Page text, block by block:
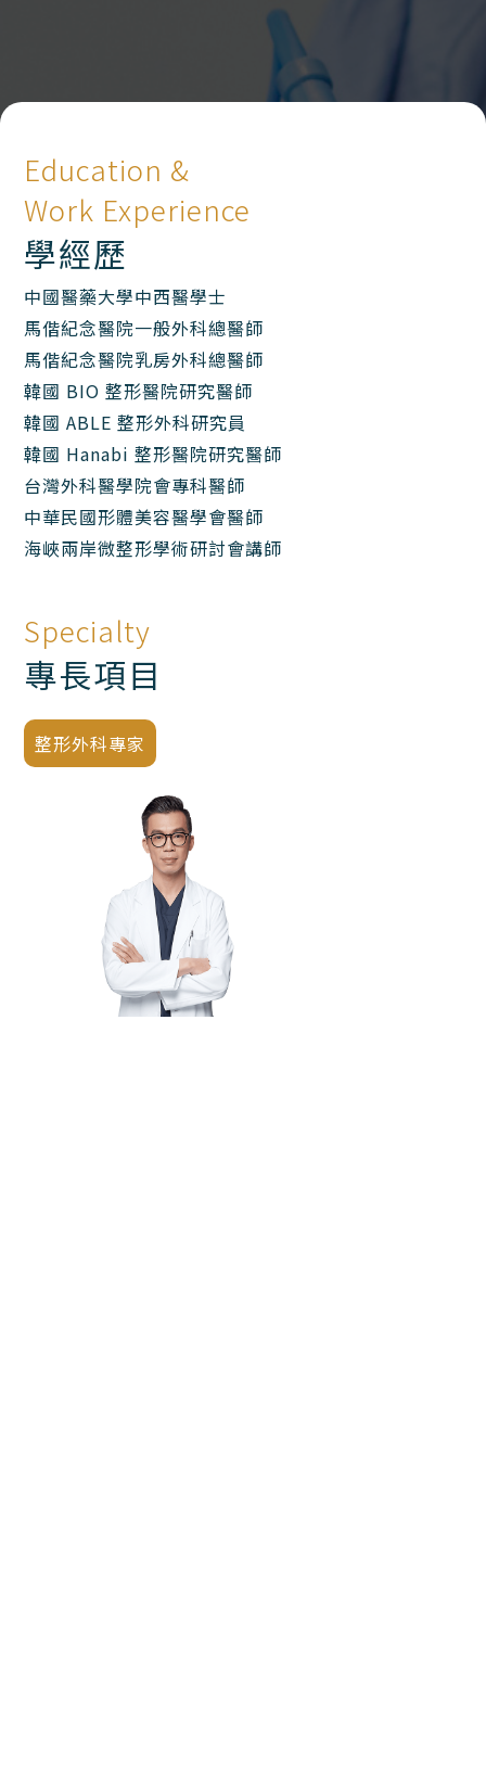
Education &
Work Experience
學經歷
中國醫藥大學中西醫學士
馬偕紀念醫院一般外科總醫師
馬偕紀念醫院乳房外科總醫師
韓國 BIO 整形醫院研究醫師
韓國 ABLE 整形外科研究員
韓國 Hanabi 整形醫院研究醫師
台灣外科醫學院會專科醫師
中華民國形體美容醫學會醫師
海峽兩岸微整形學術研討會講師
Specialty
專長項目
整形外科專家